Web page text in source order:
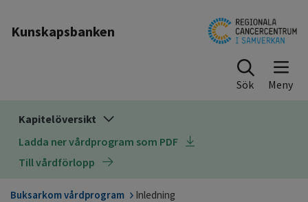
Kunskapsbanken
Sök
Kapitelöversikt
Ladda ner vårdprogram som PDF
Till vårdförlopp
Buksarkom vårdprogram Inledning